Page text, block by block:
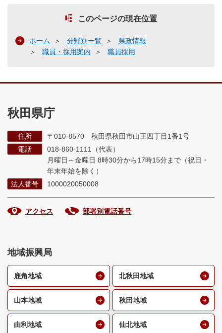
このページの現在位置
ホーム 分野別一覧
県政情報
職員・採用案内
職員採用
秋田県庁
住所
〒010-8570 秋田県秋田市山王四丁目1番1号
電話
018-860-1111（代表）
月曜日～金曜日 8時30分から17時15分まで （祝日・
年末年始を除く）
法人番号
1000020050008
アクセス 部署別電話番号
地域振興局
鹿角地域 北秋田地域
山本地域 秋田地域
由利地域 仙北地域